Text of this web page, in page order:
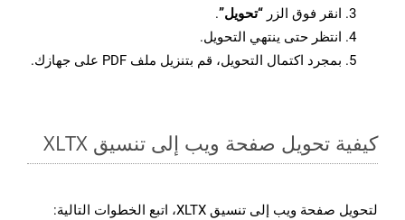
انقر فوق الزر “تحويل”.
انتظر حتى ينتهي التحويل.
بمجرد اكتمال التحويل، قم بتنزيل ملف PDF على جهازك.
كيفية تحويل صفحة ويب إلى تنسيق XLTX
لتحويل صفحة ويب إلى تنسيق XLTX، اتبع الخطوات التالية: